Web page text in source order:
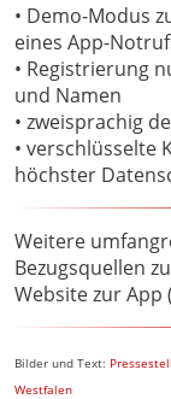
• Demo-Modus
eines App-
• Registrierung
und Namen
• zweisprachig
• verschlüsselte
höchster
Weitere
Bezugsquellen
Website zur App (
Bilder und Text:
Westfalen